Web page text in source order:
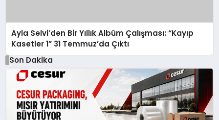
Ayla Selvi’den Bir Yıllık Albüm Çalışması: “Kayıp
Kasetler 1” 31 Temmuz’da Çıktı
Son Dakika